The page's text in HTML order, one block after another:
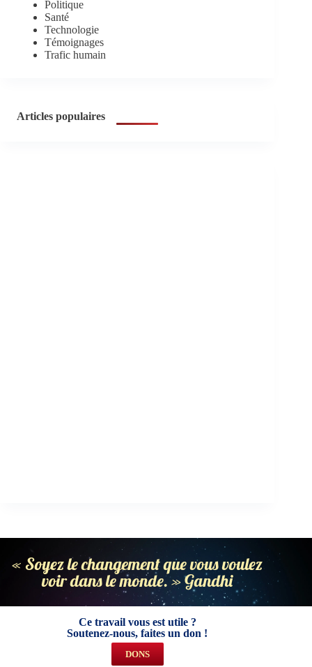
Politique
Santé
Technologie
Témoignages
Trafic humain
Articles populaires
« Soyez le changement que vous voulez
voir dans le monde. » Gandhi
Ce travail vous est utile ?
Soutenez-nous, faites un don !
DONS